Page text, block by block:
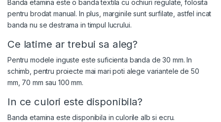
Banda etamina este o banda textila cu ochiuri regulate, folosita
pentru brodat manual. In plus, marginile sunt surfilate, astfel incat
banda nu se destrama in timpul lucrului.
Ce latime ar trebui sa aleg?
Pentru modele inguste este suficienta banda de 30 mm. In
schimb, pentru proiecte mai mari poti alege variantele de 50
mm, 70 mm sau 100 mm.
In ce culori este disponibila?
Banda etamina este disponibila in culorile alb si ecru.